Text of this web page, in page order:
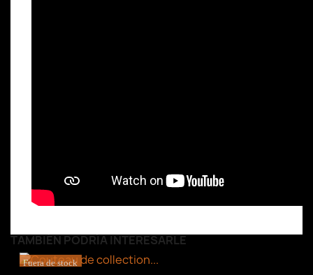
TAMBIÉN PODRÍA INTERESARLE
Fuera de stock